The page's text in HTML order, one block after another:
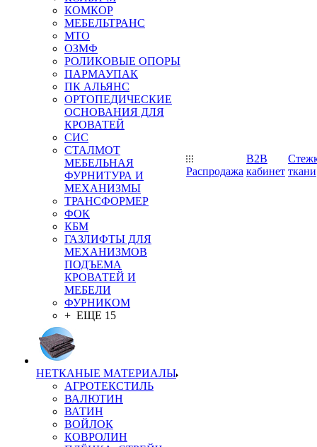
КОМКОР
МЕБЕЛЬТРАНС
MTO
ОЗМФ
РОЛИКОВЫЕ ОПОРЫ
ПАРМАУПАК
ПК АЛЬЯНС
ОРТОПЕДИЧЕСКИЕ
ОСНОВАНИЯ ДЛЯ
КРОВАТЕЙ
СИС
СТАЛМОТ
МЕБЕЛЬНАЯ
ФУРНИТУРА И
МЕХАНИЗМЫ
ТРАНСФОРМЕР
ФОК
КБМ
ГАЗЛИФТЫ ДЛЯ
МЕХАНИЗМОВ
ПОДЪЕМА
КРОВАТЕЙ И
МЕБЕЛИ
ФУРНИКОМ
+ ЕЩЕ 15
НЕТКАНЫЕ МАТЕРИАЛЫ
АГРОТЕКСТИЛЬ
ВАЛЮТИН
ВАТИН
ВОЙЛОК
КОВРОЛИН
Распродажа
B2B
кабинет ткани